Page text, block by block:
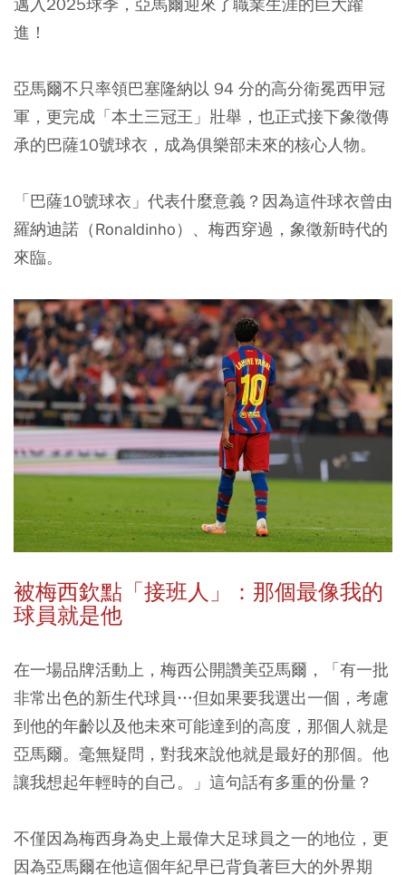
進！
亞馬爾不只率領巴塞隆納以 94 分的高分衛冕西甲冠
軍，更完成「本土三冠王」壯舉，也正式接下象徵傳
承的巴薩10號球衣，成為俱樂部未來的核心人物。
「巴薩10號球衣」代表什麼意義？因為這件球衣曾由
羅納迪諾（Ronaldinho）、梅西穿過，象徵新時代的
來臨。
被梅西欽點「接班人」：那個最像我的
球員就是他
在一場品牌活動上，梅西公開讚美亞馬爾，「有一批
非常出色的新生代球員…但如果要我選出一個，考慮
到他的年齡以及他未來可能達到的高度，那個人就是
亞馬爾。毫無疑問，對我來說他就是最好的那個。他
讓我想起年輕時的自己。」這句話有多重的份量？
不僅因為梅西身為史上最偉大足球員之一的地位，更
因為亞馬爾在他這個年紀早已背負著巨大的外界期